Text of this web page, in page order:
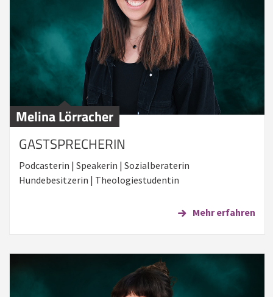
Melina Lörracher
GASTSPRECHERIN
Podcasterin | Speakerin | Sozialberaterin
Hundebesitzerin | Theologiestudentin
Mehr erfahren